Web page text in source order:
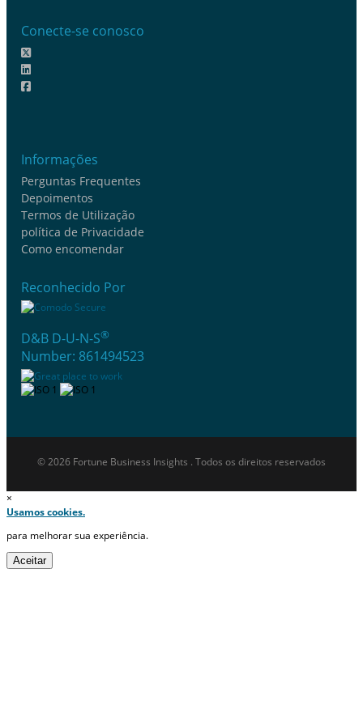
Conecte-se conosco
Informações
Perguntas Frequentes
Depoimentos
Termos de Utilização
política de Privacidade
Como encomendar
Reconhecido Por
D&B D-U-N-S®
Number: 861494523
© 2026 Fortune Business Insights . Todos os direitos reservados
×
Usamos cookies.
para melhorar sua experiência.
Aceitar